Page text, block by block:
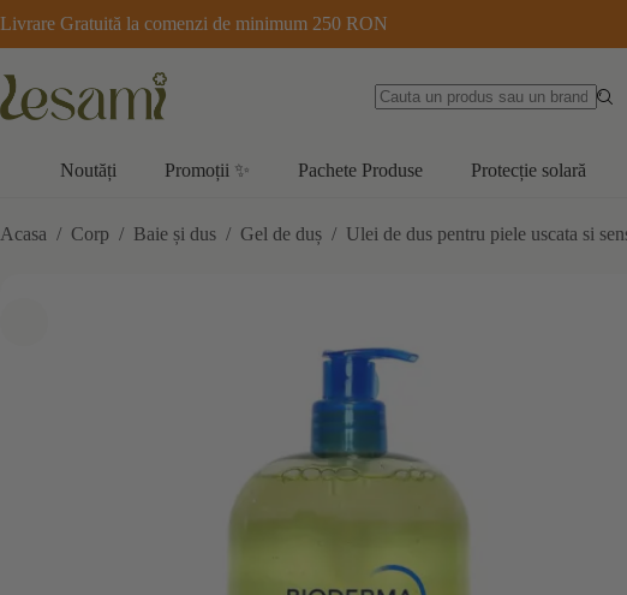
la
conținut
Livrare Gratuită la comenzi de minimum 250 RON
Noutăți Promoții ✨ Pachete Produse Protecție solară
Acasa / Corp / Baie și dus / Gel de duș / Ulei de dus pentru piele uscata si